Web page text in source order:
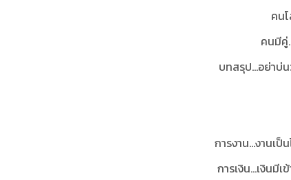
คน
คนมีคู่
บทสรุป...อย่าบ่
การงาน...งานเ
การเงิน...เงิน